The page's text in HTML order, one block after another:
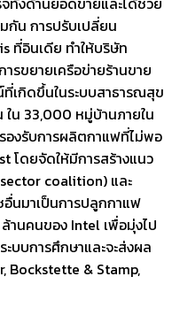
กัน การปรับเปลี่ยน
ที่อินเดีย ทำให้บริษัท
รขยายเครือข่ายร้านขาย
เกิดขึ้นในระบบสาธารณสุข
ใน 33,000 หมู่บ้านภายใน
รองรับการผลิตกาแฟที่ไม่พอ
โดยจัดให้มีการสร้างแนว
coalition) และ
นมาเป็นการปลูกกาแฟ
านคนของ Intel เพื่อมุ่งไป
บบการศึกษาและจะส่งผล
Bockstette & Stamp,